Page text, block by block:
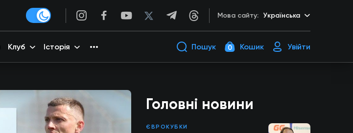
Мова сайту: Українська
Клуб Історія Пошук 0 Кошик Увійти
Головні новини
ЄВРОКУБКИ